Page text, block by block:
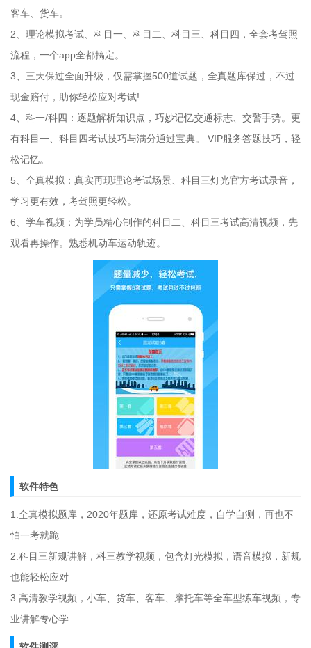
客车、货车。
2、理论模拟考试、科目一、科目二、科目三、科目四，全套考驾照
流程，一个app全都搞定。
3、三天保过全面升级，仅需掌握500道试题，全真题库保过，不过
现金赔付，助你轻松应对考试!
4、科一/科四：逐题解析知识点，巧妙记忆交通标志、交警手势。更
有科目一、科目四考试技巧与满分通过宝典。 VIP服务答题技巧，轻
松记忆。
5、全真模拟：真实再现理论考试场景、科目三灯光官方考试录音，
学习更有效，考驾照更轻松。
6、学车视频：为学员精心制作的科目二、科目三考试高清视频，先
观看再操作。熟悉机动车运动轨迹。
软件特色
1.全真模拟题库，2020年题库，还原考试难度，自学自测，再也不
怕一考就跪
2.科目三新规讲解，科三教学视频，包含灯光模拟，语音模拟，新规
也能轻松应对
3.高清教学视频，小车、货车、客车、摩托车等全车型练车视频，专
业讲解专心学